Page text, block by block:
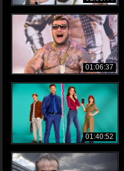
01:06:37
01:40:52